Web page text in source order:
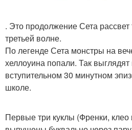
. Это продолжение Сета рассвет
третьей волне.
По легенде Сета монстры на
хеллоуина попали. Так
вступительном 30 минутном
школе.
Первые три куклы (Френки,